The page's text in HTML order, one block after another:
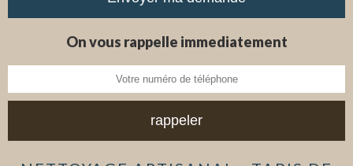
On vous rappelle immediatement